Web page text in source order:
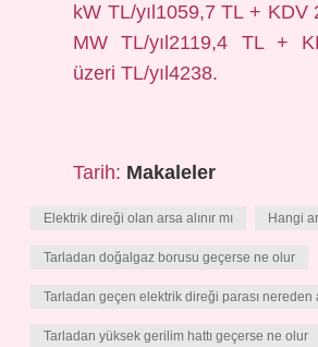
kW TL/yıl1059,7 TL + KDV
MW TL/yıl2119,4 TL +
üzeri TL/yıl4238.
Tarih: Makaleler
Elektrik direği olan arsa alınır mı Hangi
Tarladan doğalgaz borusu geçerse ne olur
Tarladan geçen elektrik direği parası nereden
Tarladan yüksek gerilim hattı geçerse ne olur